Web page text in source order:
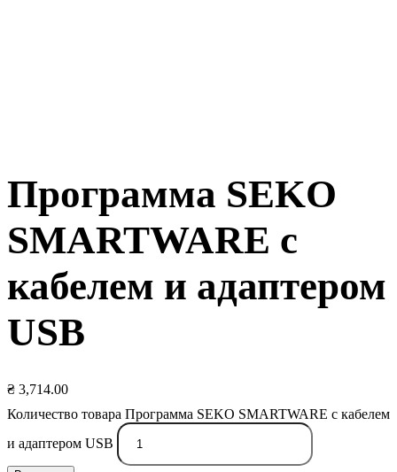
Программа SEKO
SMARTWARE с
кабелем и адаптером
USB
₴ 3,714.00
Количество товара Программа SEKO SMARTWARE с кабелем
и адаптером USB